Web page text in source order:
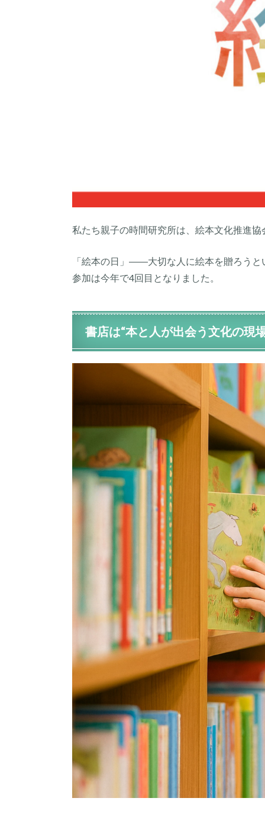
私たち親子の時間研究所は、絵本文化推進
「絵本の日」――大切な人に絵本を贈ろう
参加は今年で4回目となりました。
書店は“本と人が出会う文化の現